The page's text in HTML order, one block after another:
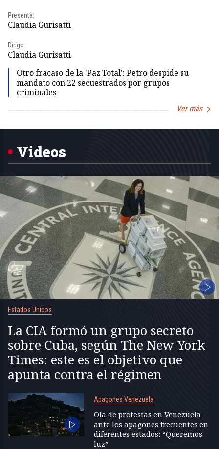
Presenta:
Claudia Gurisatti
Dirige:
Claudia Gurisatti
Otro fracaso de la 'Paz Total': Petro despide su
mandato con 22 secuestrados por grupos
criminales
Ver más
1
Videos
Estados Unidos
La CIA formó un grupo secreto
sobre Cuba, según The New York
Times: este es el objetivo que
apunta contra el régimen
Apagones Venezuela
Ola de protestas en Venezuela
ante los apagones frecuentes en
diferentes estados: “Queremos
luz”